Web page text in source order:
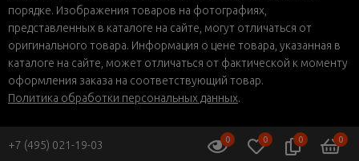
порядке. Изображения товаров на фотографиях,
представленных в каталоге на сайте, могут отличаться от
оригинального товара. Информация о цене товара, указанная в
каталоге на сайте, может отличаться от фактической к моменту
оформления заказа на соответствующий товар.
Политика обработки персональных данных.
0 0 0 0
+7 (495) 021-19-03